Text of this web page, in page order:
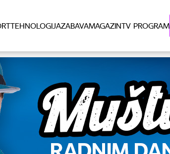
TEHNOLOGIJAZABAVAMAGAZINTV PROGRAM